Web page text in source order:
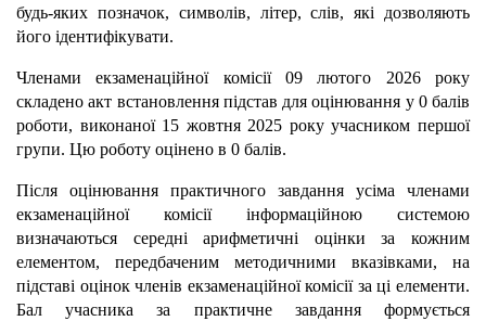
будь-яких позначок, символів, літер, слів, які дозволяють
його ідентифікувати.
Членами екзаменаційної комісії 09 лютого 2026 року
складено акт встановлення підстав для оцінювання у 0 балів
роботи, виконаної 15 жовтня 2025 року учасником першої
групи. Цю роботу оцінено в 0 балів.
Після оцінювання практичного завдання усіма членами
екзаменаційної комісії інформаційною системою
визначаються середні арифметичні оцінки за кожним
елементом, передбаченим методичними вказівками, на
підставі оцінок членів екзаменаційної комісії за ці елементи.
Бал учасника за практичне завдання формується